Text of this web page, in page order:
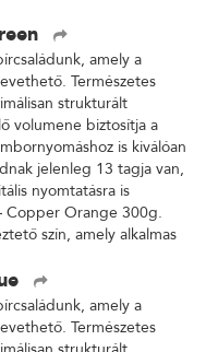
amely a
Természetes
strukturált
volumene biztosítja a
is kiválóan
jelenleg 13 tagja van,
nyomtatásra is
Copper Orange 300g.
szín, amely alkalmas
amely a
Természetes